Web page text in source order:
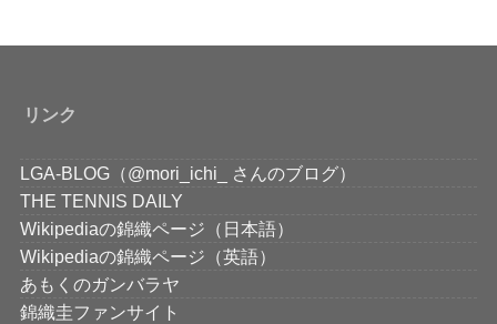
リンク
LGA-BLOG（@mori_ichi_ さんのブログ）
THE TENNIS DAILY
Wikipediaの錦織ページ（日本語）
Wikipediaの錦織ページ（英語）
あもくのガンバラヤ
錦織圭ファンサイト